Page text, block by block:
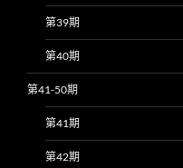
第39期
第40期
第41-50期
第41期
第42期